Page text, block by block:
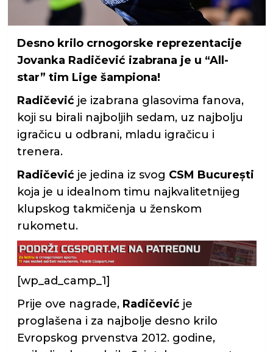
Desno krilo crnogorske reprezentacije
Jovanka Radičević izabrana je u “All-
star” tim Lige šampiona!
Radičevićje izabrana glasovima fanova,
koji su birali najboljih sedam, uz najbolju
igračicu u odbrani, mladu igračicu i
trenera.
Radičevićje jedina iz svog CSM București
koja je u idealnom timu najkvalitetnijeg
klupskog takmičenja u ženskom
rukometu.
[wp_ad_camp_1]
Prije ove nagrade, Radičevićje
proglašena i za najbolje desno krilo
Evropskog prvenstva 2012. godine,